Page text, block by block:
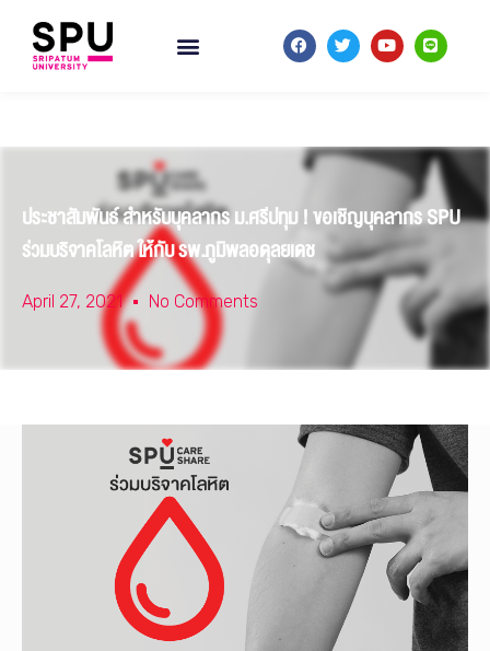
ประชาสัมพันธ์ สำหรับบุคลากร ม.ศรีปทุม ! ขอเชิญบุคลากร SPU
ร่วมบริจาคโลหิต ให้กับ รพ.ภูมิพลอดุลยเดช
April 27, 2021 No Comments